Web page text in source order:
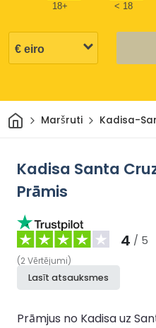
18+ < 18
Sākums
Maršruti Kadisa-
Kadisa Santa
Prāmis
4 / 5
(2Vērtējumi)
Lasīt atsauksmes
Prāmjus no Kadisa uz